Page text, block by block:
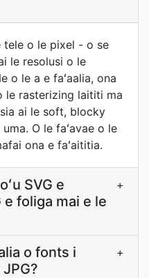
tele o le pixel - o se
le resolusi o le
o le a e faʻaalia, ona
le rasterizing laititi ma
ai le soft, blocky
O le faʻavae o le
ona e faʻaititia.
SVG e
e foliga mai e le
+
o fonts i
+